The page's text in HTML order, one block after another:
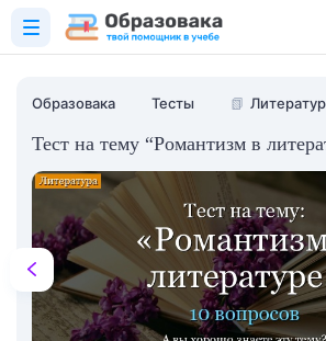
Образовака Тесты 📗
Тест на тему “Романтизм в